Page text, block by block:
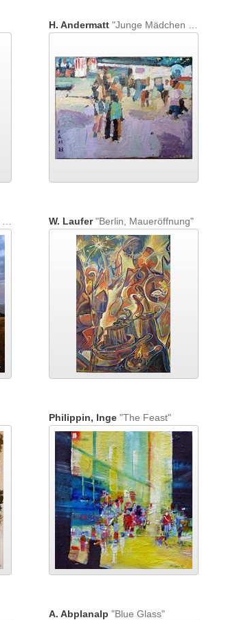
H. Andermatt"Junge Mädchen am Knabenschiessen"
W. Laufer"Berlin, Maueröffnung"
Philippin, Inge"The Feast"
A. Abplanalp "Blue Glass"